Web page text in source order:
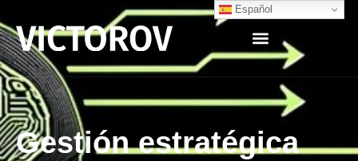
Gestión estratégica
Español